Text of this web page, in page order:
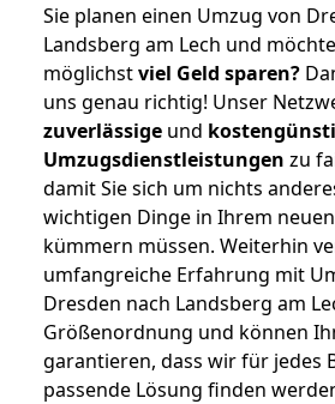
Sie planen einen Umzug von
Landsberg am Lech und
möglichstviel Geld sparen?
uns genau richtig! Unser
zuverlässige und
Umzugsdienstleistungen zu
damit Sie sich um nichts
wichtigen Dinge in Ihrem
kümmern müssen. Weiterhin
umfangreiche Erfahrung mit
Dresden nach Landsberg am
Größenordnung und können
garantieren, dass wir für jedes
passende Lösung finden